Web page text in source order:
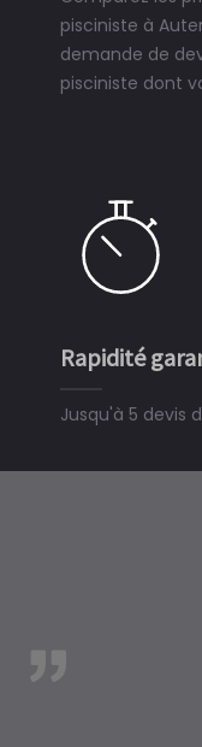
pisciniste à
demande de
pisciniste dont
Rapidité
Jusqu'à 5 devis